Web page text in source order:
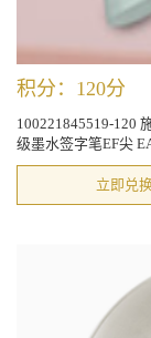
积分：120分
100221845519-120
级墨水签字笔EF尖
立即兑